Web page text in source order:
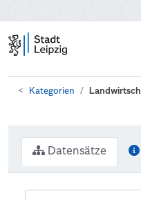
Kategorien
Datensätze